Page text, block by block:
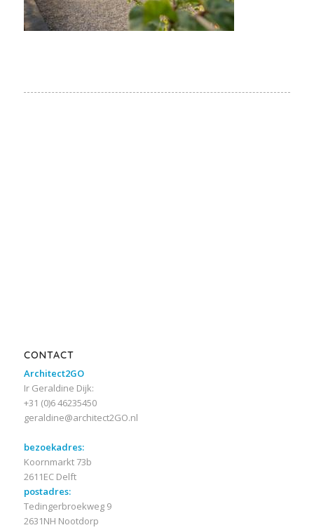
CONTACT
Architect2GO
Ir Geraldine Dijk:
+31 (0)6 46235450
geraldine@architect2GO.nl
bezoekadres:
Koornmarkt 73b
2611EC Delft
postadres:
Tedingerbroekweg 9
2631NH Nootdorp